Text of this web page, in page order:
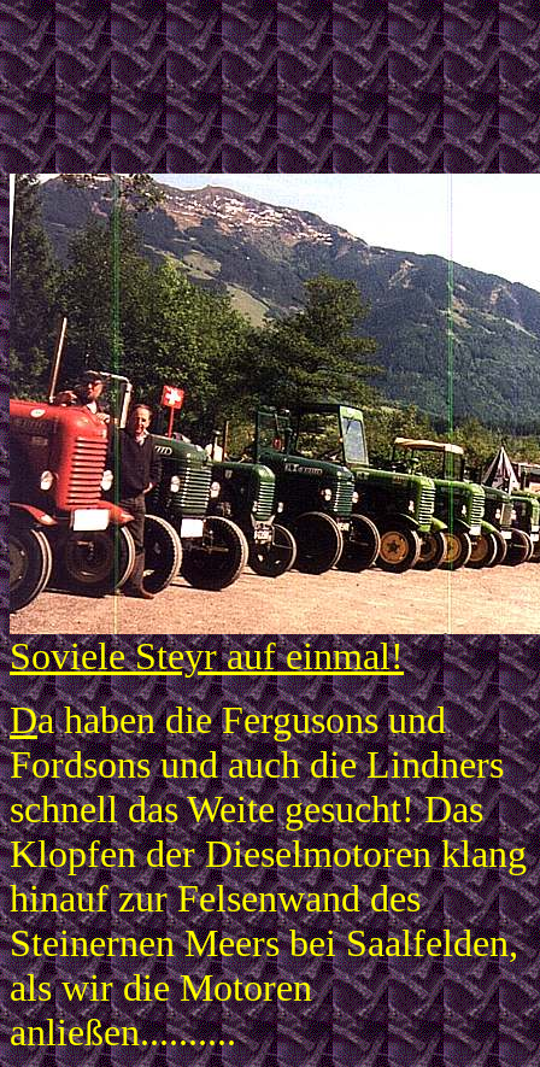
Soviele Steyr auf einmal!
Da haben die Fergusons und
Fordsons und auch die Lindners
schnell das Weite gesucht! Das
Klopfen der Dieselmotoren klang
hinauf zur Felsenwand des
Steinernen Meers bei Saalfelden,
als wir die Motoren
anließen..........